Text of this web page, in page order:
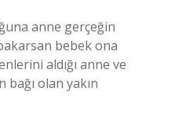
anne gerçeğin
bebek ona
aldığı anne ve
bağı olan yakın